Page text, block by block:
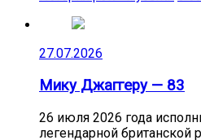
27.07.2026
Мику Джаггеру — 83
26 июля 2026 года
легендарной британской